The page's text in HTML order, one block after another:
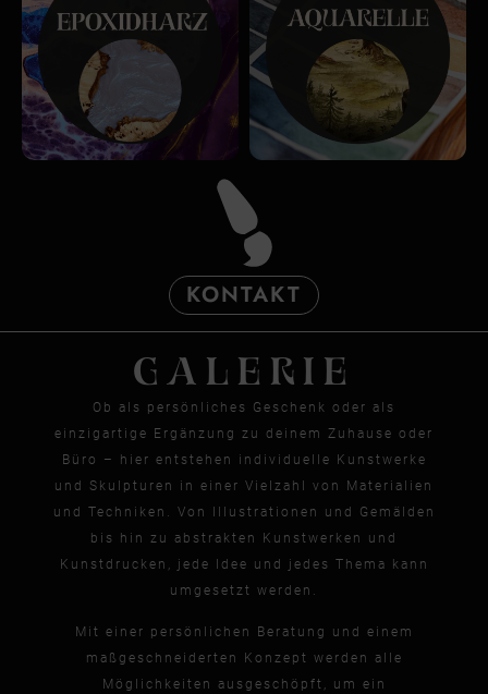
KONTAKT
GALERIE
Ob als persönliches Geschenk oder als
einzigartige Ergänzung zu deinem Zuhause oder
Büro – hier entstehen individuelle Kunstwerke
und Skulpturen in einer Vielzahl von Materialien
und Techniken. Von Illustrationen und Gemälden
bis hin zu abstrakten Kunstwerken und
Kunstdrucken, jede Idee und jedes Thema kann
umgesetzt werden.
Mit einer persönlichen Beratung und einem
maßgeschneiderten Konzept werden alle
Möglichkeiten ausgeschöpft, um ein